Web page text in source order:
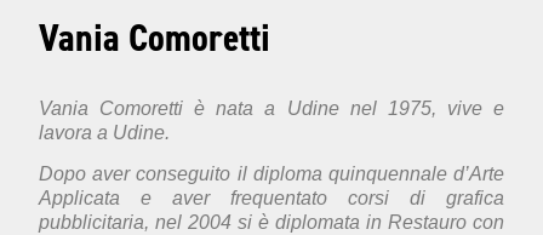
Vania Comoretti
Vania Comoretti è nata a Udine nel 1975, vive e
lavora a Udine.
Dopo aver conseguito il diploma quinquennale d’Arte
Applicata e aver frequentato corsi di grafica
pubblicitaria, nel 2004 si è diplomata in Restauro con